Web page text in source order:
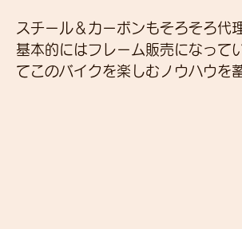
スチール＆カーボンもそろそろ代
基本的にはフレーム販売になっ
てこのバイクを楽しむノウハウを